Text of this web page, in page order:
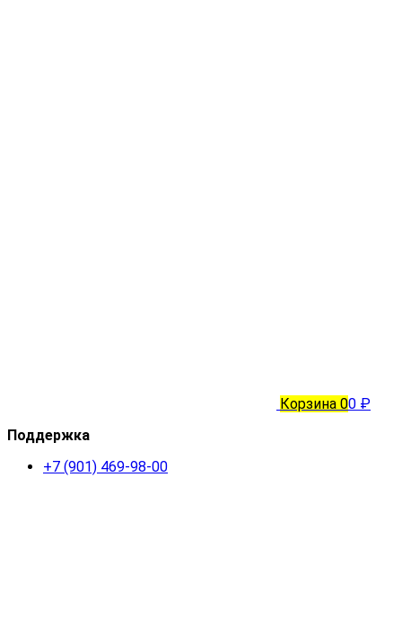
Корзина 00 ₽
Поддержка
+7 (901) 469-98-00